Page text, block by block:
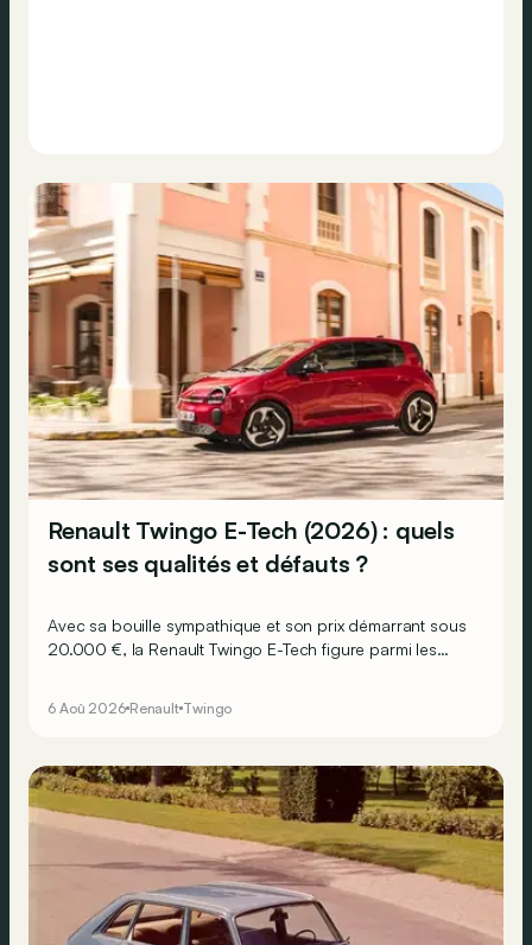
Renault Twingo E-Tech (2026) : quels
sont ses qualités et défauts ?
Avec sa bouille sympathique et son prix démarrant sous
20.000 €, la Renault Twingo E-Tech figure parmi les
principaux points forts… et ses quelques faiblesses.
6 Aoû 2026 Renault Twingo